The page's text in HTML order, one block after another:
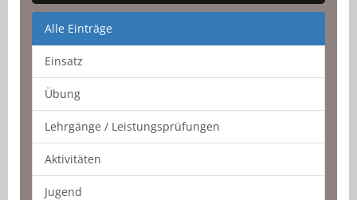
Alle Einträge
Einsatz
Übung
Lehrgänge / Leistungsprüfungen
Aktivitäten
Jugend